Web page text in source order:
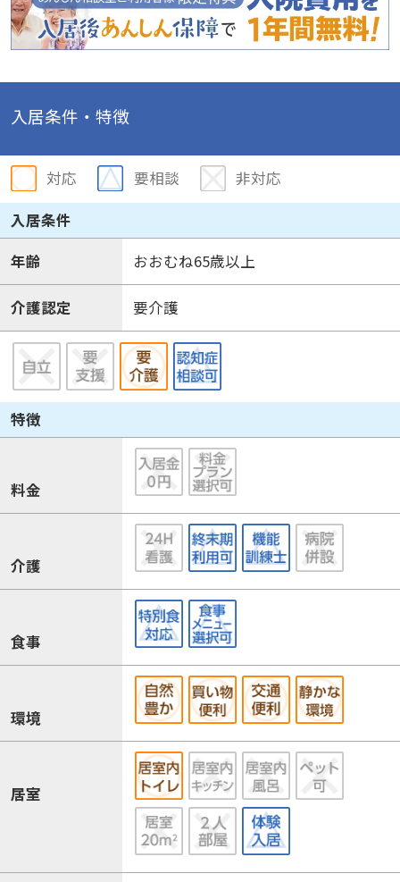
入居条件・特徴
対応 要相談
非対応
入居条件
年齢
おおむね65歳以上
介護認定 要介護
特徴
料金
介護
食事
環境
居室